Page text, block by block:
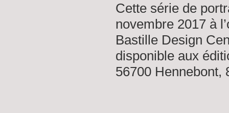
Cette série de
novembre 2017 à
Bastille Design
disponible aux
56700 Hennebont,